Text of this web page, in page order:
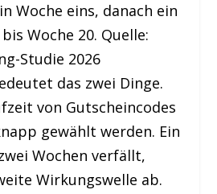
Woche eins, danach ein
Woche 20. Quelle:
Studie 2026
das zwei Dinge.
von Gutscheincodes
gewählt werden. Ein
Wochen verfällt,
Wirkungswelle ab.